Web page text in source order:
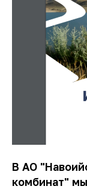
В АО
комбинат"